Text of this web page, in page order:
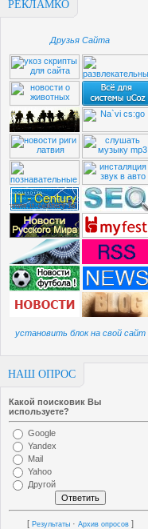
РЕКЛАМКО
Друзья Сайта
установить блок на свой сайт
НАШ ОПРОС
Какой поисковик Вы
используете?
Google
Yandex
Mail
Yahoo
Другой
[ Результаты · Архив опросов ]